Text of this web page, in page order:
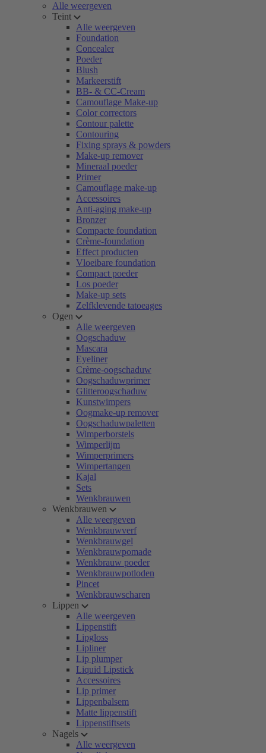
Alle weergeven
Teint
Alle weergeven
Foundation
Concealer
Poeder
Blush
Markeerstift
BB- & CC-Cream
Camouflage Make-up
Color correctors
Contour palette
Contouring
Fixing sprays & powders
Make-up remover
Mineraal poeder
Primer
Camouflage make-up
Accessoires
Anti-aging make-up
Bronzer
Compacte foundation
Crème-foundation
Effect producten
Vloeibare foundation
Compact poeder
Los poeder
Make-up sets
Zelfklevende tatoeages
Ogen
Alle weergeven
Oogschaduw
Mascara
Eyeliner
Crème-oogschaduw
Oogschaduwprimer
Glitteroogschaduw
Kunstwimpers
Oogmake-up remover
Oogschaduwpaletten
Wimperborstels
Wimperlijm
Wimperprimers
Wimpertangen
Kajal
Sets
Wenkbrauwen
Wenkbrauwen
Alle weergeven
Wenkbrauwverf
Wenkbrauwgel
Wenkbrauwpomade
Wenkbrauw poeder
Wenkbrauwpotloden
Pincet
Wenkbrauwscharen
Lippen
Alle weergeven
Lippenstift
Lipgloss
Lipliner
Lip plumper
Liquid Lipstick
Accessoires
Lip primer
Lippenbalsem
Matte lippenstift
Lippenstiftsets
Nagels
Alle weergeven